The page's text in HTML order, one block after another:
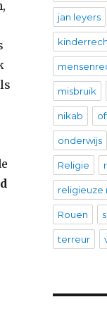
jan leyers
misbruik
nikab
onderwijs
Religie
religieuze
Rouen
terreur